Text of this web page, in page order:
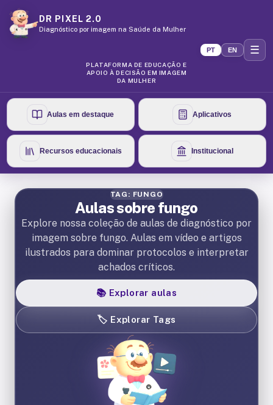
DR PIXEL 2.0
Diagnóstico por imagem na Saúde da Mulher
PLATAFORMA DE EDUCAÇÃO E
APOIO À DECISÃO EM IMAGEM
DA MULHER
PT EN ☰
Aulas em destaque Aplicativos
Recursos educacionais Institucional
TAG: FUNGO
Aulas sobre fungo
Explore nossa coleção de aulas de diagnóstico por
imagem sobre fungo. Aulas em vídeo e artigos
ilustrados para dominar protocolos e interpretar
achados críticos.
📚 Explorar aulas
🏷️ Explorar Tags